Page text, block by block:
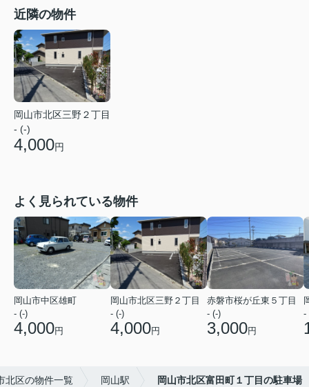
近隣の物件
岡山市北区三野２丁目
- (-)
4,000円
よく見られている物件
岡山市中区雄町
- (-)
4,000円
岡山市北区三野２丁目
- (-)
4,000円
赤磐市桜が丘東５丁目
- (-)
3,000円
-
北区の物件一覧 岡山駅 岡山市北区富田町１丁目の駐車場